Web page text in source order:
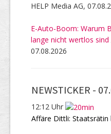
HELP Media AG,
E-Auto-Boom: Warum
lange nicht wertlos sind
07.08.2026
NEWSTICKER -
12:12 Uhr
Affäre Dittli: Staatsrätin